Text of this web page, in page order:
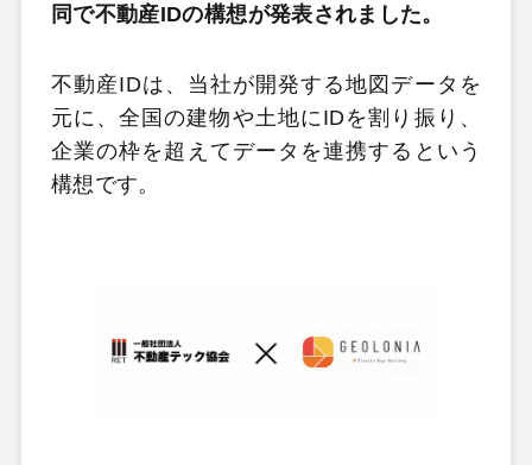
同で不動産IDの構想が発表されました。
不動産IDは、当社が開発する地図データを
元に、全国の建物や土地にIDを割り振り、
企業の枠を超えてデータを連携するという
構想です。